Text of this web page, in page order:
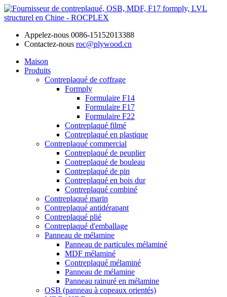
Appelez-nous 0086-15152013388
Contactez-nous roc@plywood.cn
Maison
Produits
Contreplaqué de coffrage
Formply
Formulaire F14
Formulaire F17
Formulaire F22
Contreplaqué filmé
Contreplaqué en plastique
Contreplaqué commercial
Contreplaqué de peuplier
Contreplaqué de bouleau
Contreplaqué de pin
Contreplaqué en bois dur
Contreplaqué combiné
Contreplaqué marin
Contreplaqué antidérapant
Contreplaqué plié
Contreplaqué d'emballage
Panneau de mélamine
Panneau de particules mélaminé
MDF mélaminé
Contreplaqué mélaminé
Panneau de mélamine
Panneau rainuré en mélamine
OSB (panneau à copeaux orientés)